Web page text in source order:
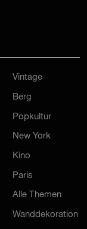
Vintage
Berg
Popkultur
New York
Kino
Paris
Alle Themen
Wanddekoration